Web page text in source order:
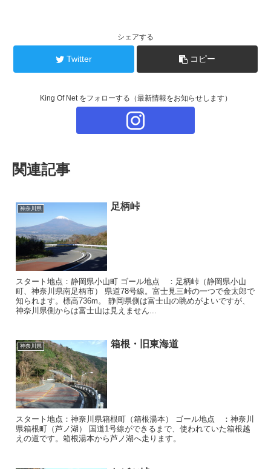
シェアする
Twitter コピー
King Of Net をフォローする（最新情報をお知らせします）
関連記事
神奈川県 足柄峠
スタート地点：静岡県小山町 ゴール地点 ：足柄峠（静岡県小山
町、神奈川県南足柄市） 県道78号線。富士見三峠の一つで金太郎で
知られます。標高736m。 静岡県側は富士山の眺めがよいですが、
神奈川県側からは富士山は見えません...
神奈川県 箱根・旧東海道
スタート地点：神奈川県箱根町（箱根湯本） ゴール地点 ：神奈川
県箱根町（芦ノ湖） 国道1号線ができるまで、使われていた箱根越
えの道です。箱根湯本から芦ノ湖へ走ります。